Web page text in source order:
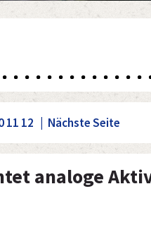
11 12 | Nächste Seite
analoge